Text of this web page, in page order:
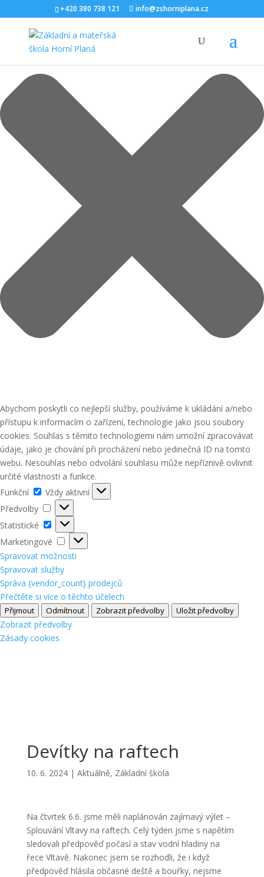
Spravovat Souhlas s cookies
Abychom poskytli co nejlepší služby, používáme k ukládání a/nebo
přístupu k informacím o zařízení, technologie jako jsou soubory
cookies. Souhlas s těmito technologiemi nám umožní zpracovávat
údaje, jako je chování při procházení nebo jedinečná ID na tomto
webu. Nesouhlas nebo odvolání souhlasu může nepříznivě ovlivnit
určité vlastnosti a funkce.
Funkční
Funkční
Vždy aktivní
Předvolby
Předvolby
Statistické
Statistické
Marketingové
Marketingové
Spravovat možnosti
Spravovat služby
Správa {vendor_count} prodejců
Přečtěte si více o těchto účelech
Přijmout Odmítnout Zobrazit předvolby Uložit předvolby
Zobrazit předvolby
Zásady cookies
+420 380 738 121 info@zshorniplana.cz
Devítky na raftech
10. 6. 2024| Aktuálně, Základní škola
Na čtvrtek 6.6. jsme měli naplánován zajímavý výlet –
Splouvání Vltavy na raftech. Celý týden jsme s napětím
sledovali předpověď počasí a stav vodní hladiny na
řece Vltavě. Nakonec jsem se rozhodli, že i když
předpověď hlásila občasné deště a bouřky, nejsme